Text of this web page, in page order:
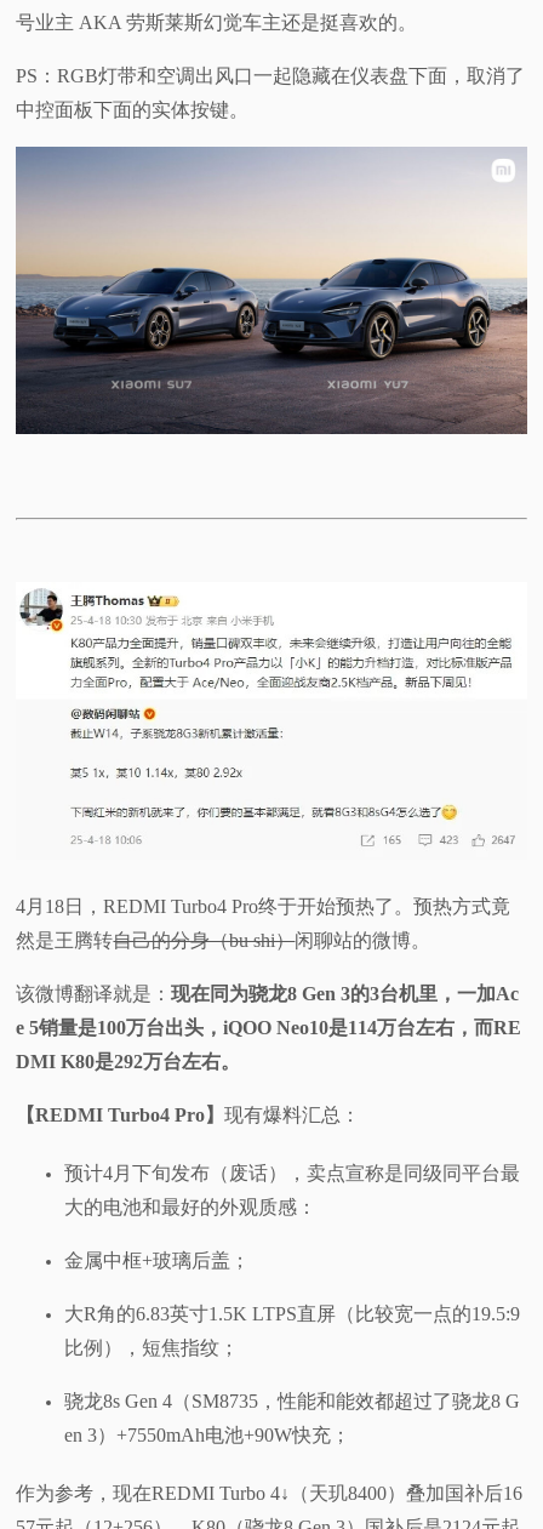
号业主 AKA 劳斯莱斯幻觉车主还是挺喜欢的。
PS：RGB灯带和空调出风口一起隐藏在仪表盘下面，取消了
中控面板下面的实体按键。
4月18日，REDMI Turbo4 Pro终于开始预热了。预热方式竟
然是王腾转自己的分身（bu shi）闲聊站的微博。
该微博翻译就是：现在同为骁龙8 Gen 3的3台机里，一加Ac
e 5销量是100万台出头，iQOO Neo10是114万台左右，而RE
DMI K80是292万台左右。
【REDMI Turbo4 Pro】现有爆料汇总：
预计4月下旬发布（废话），卖点宣称是同级同平台最
大的电池和最好的外观质感：
金属中框+玻璃后盖；
大R角的6.83英寸1.5K LTPS直屏（比较宽一点的19.5:9
比例），短焦指纹；
骁龙8s Gen 4（SM8735，性能和能效都超过了骁龙8 G
en 3）+7550mAh电池+90W快充；
作为参考，现在REDMI Turbo 4↓（天玑8400）叠加国补后16